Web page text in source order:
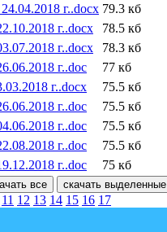
г..docx 79.3 кб
г..docx
78.5 кб
г..docx
78.3 кб
г..doc
77 кб
г..docx
75.5 кб
г..doc
75.5 кб
г..doc
75.5 кб
г..doc
75.5 кб
г..doc
75 кб
все скачать выделенные
11 12 13 14 15 16 17